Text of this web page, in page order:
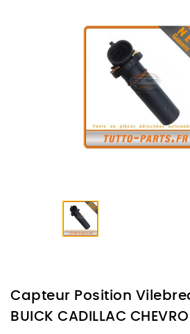
Capteur Position
BUICK CADILLAC